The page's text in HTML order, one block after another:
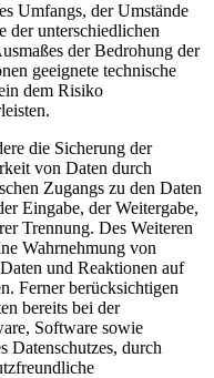
Umfangs, der Umstände
der unterschiedlichen
der Bedrohung der
geeignete technische
dem Risiko
die Sicherung der
von Daten durch
Zugangs zu den Daten
Eingabe, der Weitergabe,
Trennung. Des Weiteren
Wahrnehmung von
und Reaktionen auf
Ferner berücksichtigen
bereits bei der
Software sowie
Datenschutzes, durch